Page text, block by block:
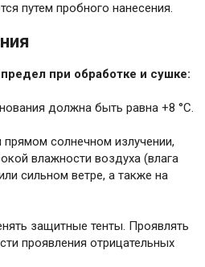
путем пробного нанесения.
при обработке и сушке:
должна быть равна +8 °C.
солнечном излучении,
влажности воздуха (влага
сильном ветре, а также на
защитные тенты. Проявлять
проявления отрицательных